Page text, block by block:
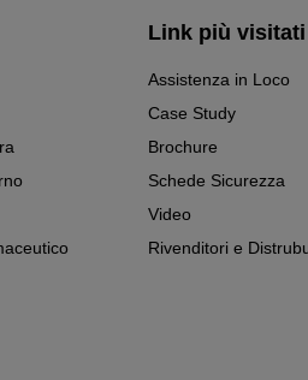
Link più visitati
Assistenza in Loco
Case Study
Brochure
Schede Sicurezza
Video
Rivenditori e